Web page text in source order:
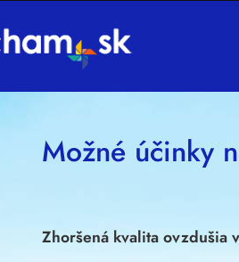
cookies
ktoré sú pre vás
Možné účinky
Zhoršená kvalita ovzdušia